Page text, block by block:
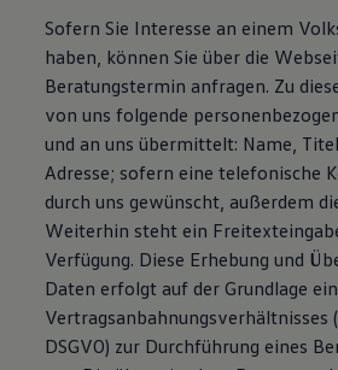
Sofern Sie Interesse an einem
haben, können Sie über die
Beratungstermin anfragen. Zu
von uns folgende
und an uns übermittelt: Name,
Adresse; sofern eine telefonische
durch uns gewünscht, außerdem
Weiterhin steht ein
Verfügung. Diese Erhebung und
Daten erfolgt auf der Grundlage
Vertragsanbahnungsverhältnisses
DSGVO) zur Durchführung eines